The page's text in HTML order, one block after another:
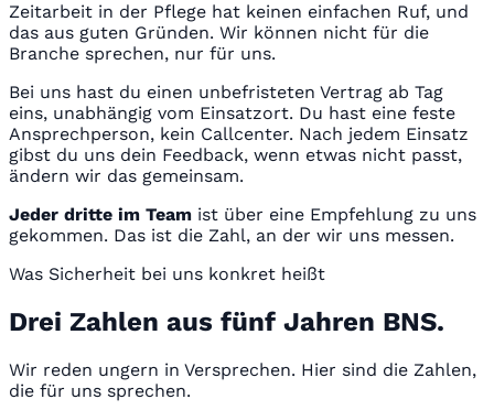
Zeitarbeit in der Pflege hat keinen einfachen Ruf, und
das aus guten Gründen. Wir können nicht für die
Branche sprechen, nur für uns.
Bei uns hast du einen unbefristeten Vertrag ab Tag
eins, unabhängig vom Einsatzort. Du hast eine feste
Ansprechperson, kein Callcenter. Nach jedem Einsatz
gibst du uns dein Feedback, wenn etwas nicht passt,
ändern wir das gemeinsam.
Jeder dritte im Team ist über eine Empfehlung zu uns
gekommen. Das ist die Zahl, an der wir uns messen.
Was Sicherheit bei uns konkret heißt
Drei Zahlen aus fünf Jahren BNS.
Wir reden ungern in Versprechen. Hier sind die Zahlen,
die für uns sprechen.